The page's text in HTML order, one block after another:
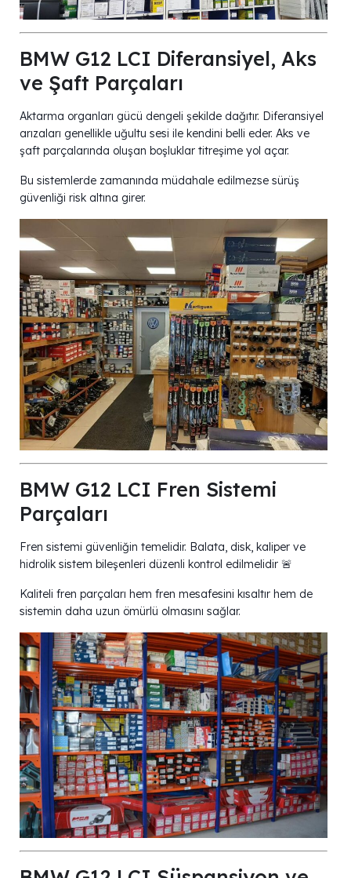
BMW G12 LCI Diferansiyel, Aks
ve Şaft Parçaları
Aktarma organları gücü dengeli şekilde dağıtır. Diferansiyel
arızaları genellikle uğultu sesi ile kendini belli eder. Aks ve
şaft parçalarında oluşan boşluklar titreşime yol açar.
Bu sistemlerde zamanında müdahale edilmezse sürüş
güvenliği risk altına girer.
BMW G12 LCI Fren Sistemi
Parçaları
Fren sistemi güvenliğin temelidir. Balata, disk, kaliper ve
hidrolik sistem bileşenleri düzenli kontrol edilmelidir 🚨
Kaliteli fren parçaları hem fren mesafesini kısaltır hem de
sistemin daha uzun ömürlü olmasını sağlar.